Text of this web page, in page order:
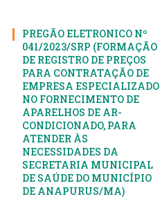
PREGÃO ELETRONICO Nº
041/2023/SRP (FORMAÇÃO
DE REGISTRO DE PREÇOS
PARA CONTRATAÇÃO DE
EMPRESA ESPECIALIZADO
NO FORNECIMENTO DE
APARELHOS DE AR-
CONDICIONADO, PARA
ATENDER ÀS
NECESSIDADES DA
SECRETARIA MUNICIPAL
DE SAÚDE DO MUNICÍPIO
DE ANAPURUS/MA)